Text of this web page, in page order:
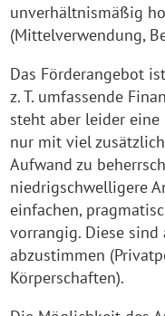
unverhältnismäßig
(Mittelverwendung,
Das Förderangebot
z. T. umfassende
steht aber leider
nur mit viel
Aufwand zu
niedrigschwelligere
einfachen,
vorrangig. Diese
abzustimmen
Körperschaften).